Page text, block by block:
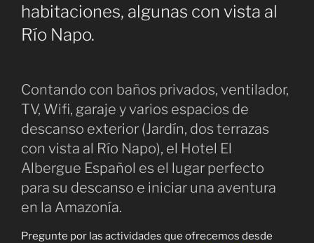
habitaciones, algunas con vista al
Río Napo.
Contando con baños privados, ventilador,
TV, Wifi, garaje y varios espacios de
descanso exterior (Jardín, dos terrazas
con vista al Río Napo), el Hotel El
Albergue Español es el lugar perfecto
para su descanso e iniciar una aventura
en la Amazonía.
Pregunte por las actividades que ofrecemos desde